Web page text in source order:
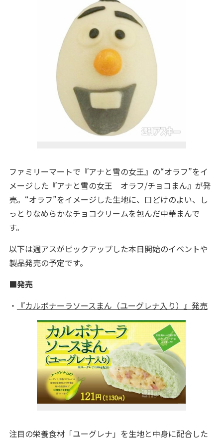
ファミリーマートで『アナと雪の女王』の“オラフ”をイ
メージした『アナと雪の女王 オラフ/チョコまん』が発
売。“オラフ”をイメージした生地に、口どけのよい、し
っとりなめらかなチョコクリームを包んだ中華まんで
す。
以下は週アスがピックアップした本日開始のイベントや
製品発売の予定です。
■発売
・
『カルボナーラソースまん（ユーグレナ入り）』発売
注目の栄養食材「ユーグレナ」を生地と中身に配合した